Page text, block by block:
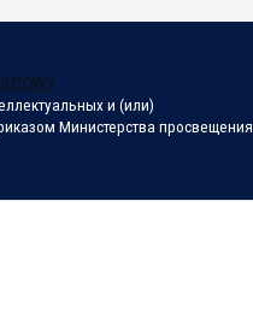
и (или)
Министерства просвещения